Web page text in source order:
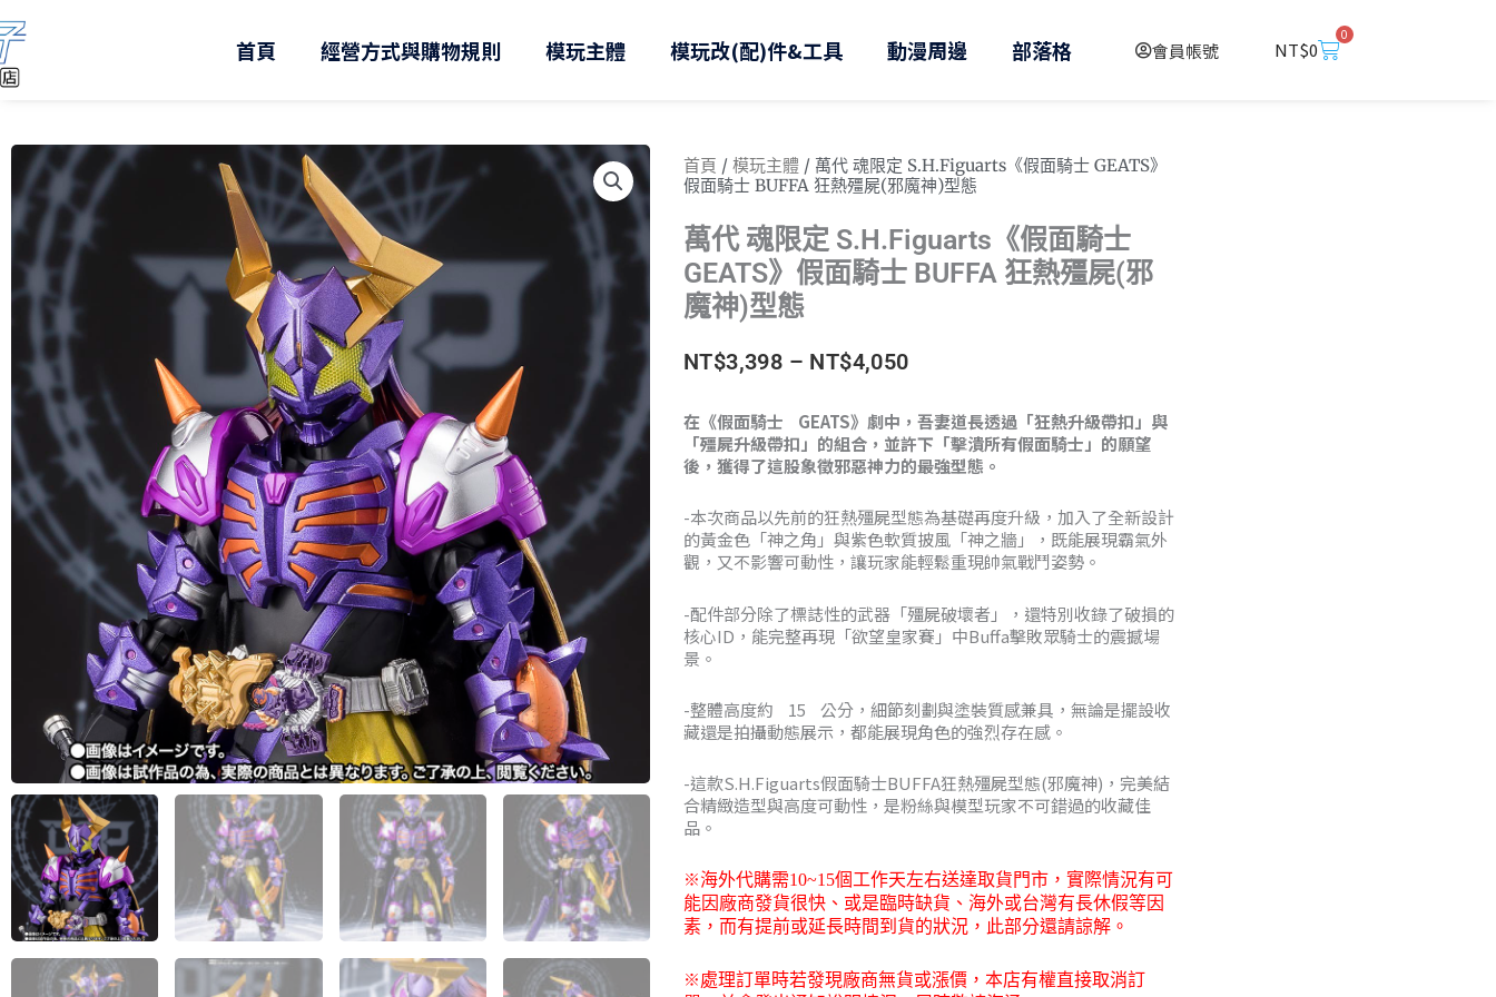
至
主
首頁 經營方式與購物規則 模玩主體 模玩改(配)件&工具 動漫周邊 部落格 會員帳號 NT$0
0
購
物
首頁 / 模玩主體 / 萬代 魂限定 S.H.Figuarts《假面騎士 GEATS》
假面騎士 BUFFA 狂熱殭屍(邪魔神)型態
萬代 魂限定 S.H.Figuarts《假面騎士
GEATS》假面騎士 BUFFA 狂熱殭屍(邪
魔神)型態
NT$3,398 – NT$4,050價
範
NT$3,398
NT$4,050
在《假面騎士 GEATS》劇中，吾妻道長透過「狂熱升級帶扣」與
「殭屍升級帶扣」的組合，並許下「擊潰所有假面騎士」的願望
後，獲得了這股象徵邪惡神力的最強型態。
-本次商品以先前的狂熱殭屍型態為基礎再度升級，加入了全新設計
的黃金色「神之角」與紫色軟質披風「神之牆」，既能展現霸氣外
觀，又不影響可動性，讓玩家能輕鬆重現帥氣戰鬥姿勢。
-配件部分除了標誌性的武器「殭屍破壞者」，還特別收錄了破損的
核心ID，能完整再現「欲望皇家賽」中Buffa擊敗眾騎士的震撼場
景。
-整體高度約 15 公分，細節刻劃與塗裝質感兼具，無論是擺設收
藏還是拍攝動態展示，都能展現角色的強烈存在感。
-這款S.H.Figuarts假面騎士BUFFA狂熱殭屍型態(邪魔神)，完美結
合精緻造型與高度可動性，是粉絲與模型玩家不可錯過的收藏佳
品。
※海外代購需10~15個工作天左右送達取貨門市， 實際情況有可
能因廠商發貨很快、或是臨時缺貨、海外或台灣有長休假等因
素，而有提前或延長時間到貨的狀況，此部分還請諒解。
※處理訂單時若發現廠商無貨或漲價，本店有權直接取消訂